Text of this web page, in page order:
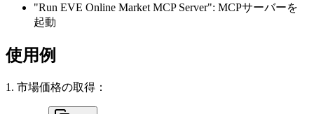
"Run EVE Online Market MCP Server": MCPサーバーを
起動
使用例
1. 市場価格の取得：